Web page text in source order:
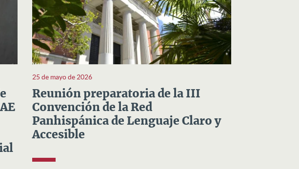
25 de mayo de 2026
Reunión preparatoria de la III
Convención de la Red
Panhispánica de Lenguaje Claro y
Accesible